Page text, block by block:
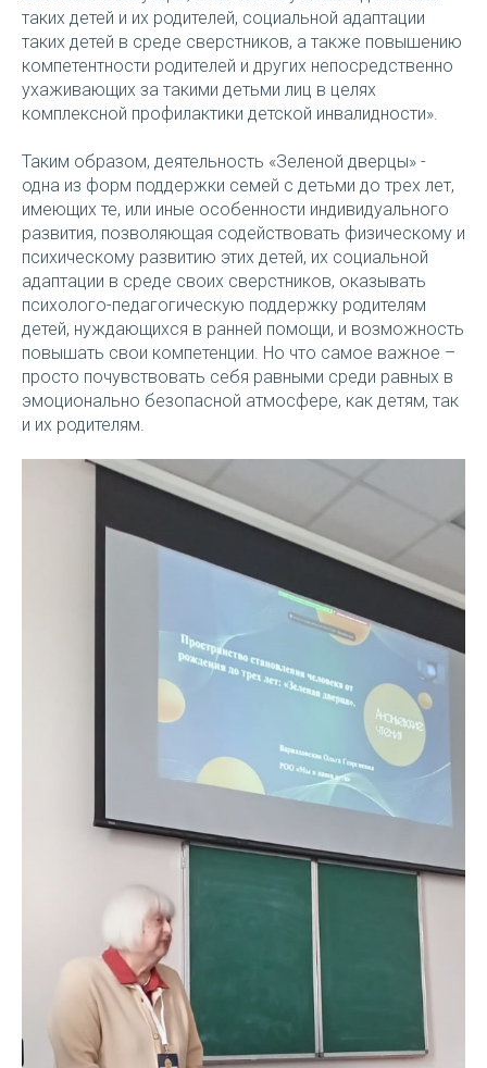
таких детей и их родителей, социальной адаптации
таких детей в среде сверстников, а также повышению
компетентности родителей и других непосредственно
ухаживающих за такими детьми лиц в целях
комплексной профилактики детской инвалидности».
Таким образом, деятельность «Зеленой дверцы» -
одна из форм поддержки семей с детьми до трех лет,
имеющих те, или иные особенности индивидуального
развития, позволяющая содействовать физическому и
психическому развитию этих детей, их социальной
адаптации в среде своих сверстников, оказывать
психолого-педагогическую поддержку родителям
детей, нуждающихся в ранней помощи, и возможность
повышать свои компетенции. Но что самое важное –
просто почувствовать себя равными среди равных в
эмоционально безопасной атмосфере, как детям, так
и их родителям.